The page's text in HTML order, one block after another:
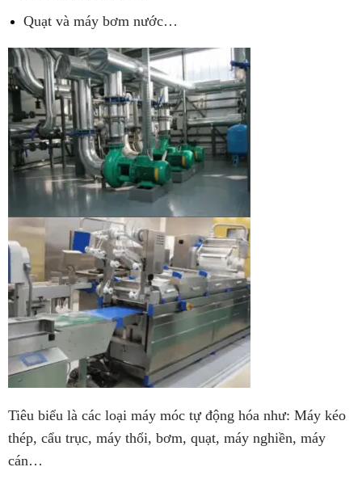
Quạt và máy bơm nước…
Tiêu biểu là các loại máy móc tự động hóa như: Máy kéo
thép, cẩu trục, máy thổi, bơm, quạt, máy nghiền, máy
cán…